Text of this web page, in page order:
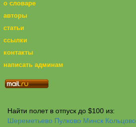
о словаре
авторы
статьи
ссылки
контакты
написать админам
Найти полет в отпуск до $100 из:
Шереметьево Пулково Минск Кольцово